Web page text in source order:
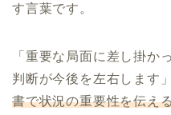
す言葉です。
「重要な局面に差し掛か
判断が今後を左右します
書で状況の重要性を伝え